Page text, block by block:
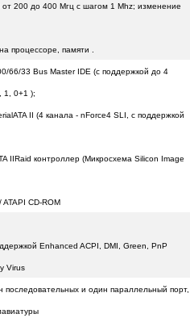
200 до 400 Мгц с шагом 1 Mhz; изменение
процессоре, памяти
66/33 Bus Master IDE (с поддержкой до 4
1, 0+1 );
II (4 канала - nForce4 SLI, c поддержкой
IIRaid контроллер (Микросхема Silicon Image
CD-ROM
Enhanced ACPI, DMI, Green, PnP
Virus
последовательных и один параллельный порт,